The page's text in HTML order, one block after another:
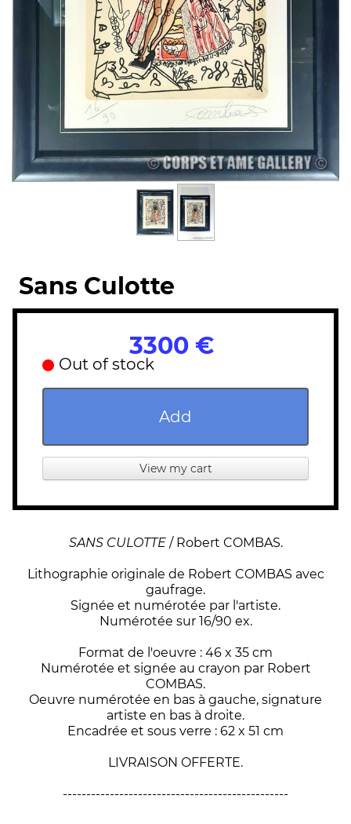
Sans Culotte
3300 €
Out of stock
Add
View my cart
SANS CULOTTE/ Robert COMBAS.
Lithographie originale de Robert COMBAS avec
gaufrage.
Signée et numérotée par l'artiste.
Numérotée sur 16/90 ex.
Format de l'oeuvre : 46 x 35 cm
Numérotée et signée au crayon par Robert
COMBAS.
Oeuvre numérotée en bas à gauche, signature
artiste en bas à droite.
Encadrée et sous verre : 62 x 51 cm
LIVRAISON OFFERTE.
------------------------------------------------